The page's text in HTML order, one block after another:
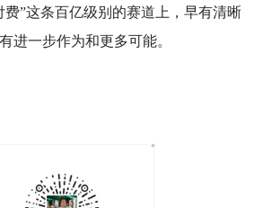
费”这条百亿级别的赛道上，早有清晰
进一步作为和更多可能。